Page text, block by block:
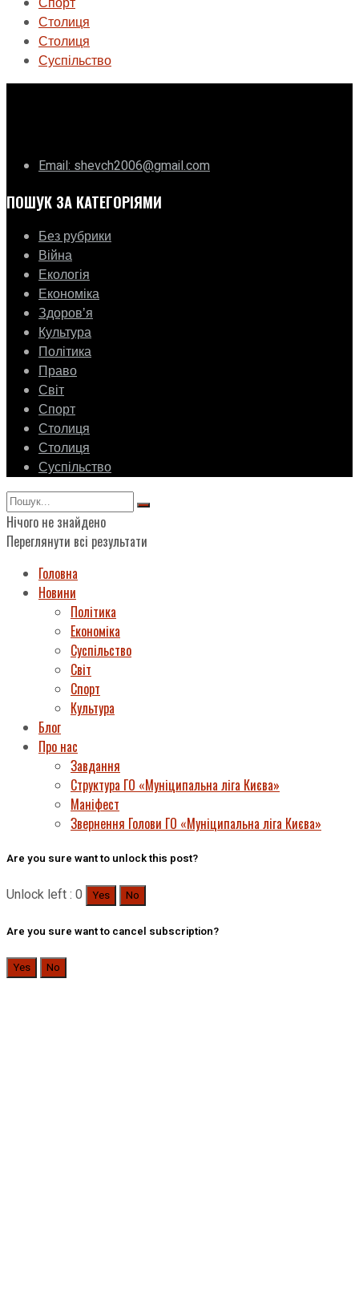
Столиця
Столиця
Суспільство
Email: shevch2006@gmail.com
ПОШУК ЗА КАТЕГОРІЯМИ
Без рубрики
Війна
Екологія
Економіка
Здоровʼя
Культура
Політика
Право
Світ
Спорт
Столиця
Столиця
Суспільство
Нічого не знайдено
Переглянути всі результати
Головна
Новини
Політика
Економіка
Суспільство
Світ
Спорт
Культура
Блог
Про нас
Завдання
Структура ГО «Муніципальна ліга Києва»
Маніфест
Звернення Голови ГО «Муніципальна ліга Києва»
Are you sure want to unlock this post?
Unlock left : 0 Yes No
Are you sure want to cancel subscription?
Yes No